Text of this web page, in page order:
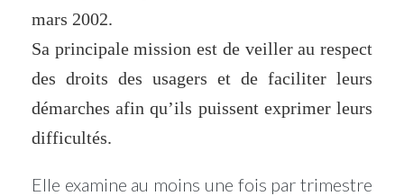
mars 2002.
Sa principale mission est de veiller au respect
des droits des usagers et de faciliter leurs
démarches afin qu’ils puissent exprimer leurs
difficultés.
Elle examine au moins une fois par trimestre